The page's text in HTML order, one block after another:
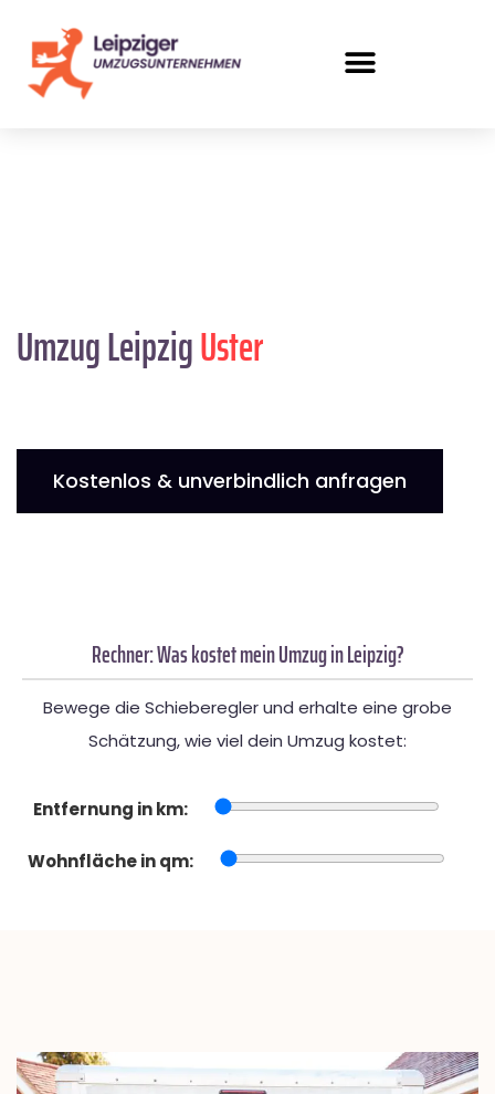
Umzug LeipzigUster
Kostenlos & unverbindlich anfragen
Rechner: Was kostet mein Umzug in Leipzig?
Bewege die Schieberegler und erhalte eine grobe
Schätzung, wie viel dein Umzug kostet:
Entfernung in km:
Wohnfläche in qm: